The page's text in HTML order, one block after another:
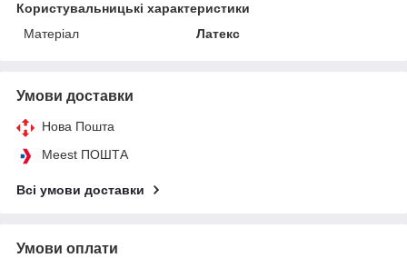
Користувальницькі характеристики
Матеріал
Латекс
Умови доставки
Нова Пошта
Meest ПОШТА
Всі умови доставки
Умови оплати